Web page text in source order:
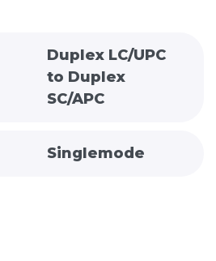
Duplex LC/UPC
to Duplex
SC/APC
Singlemode